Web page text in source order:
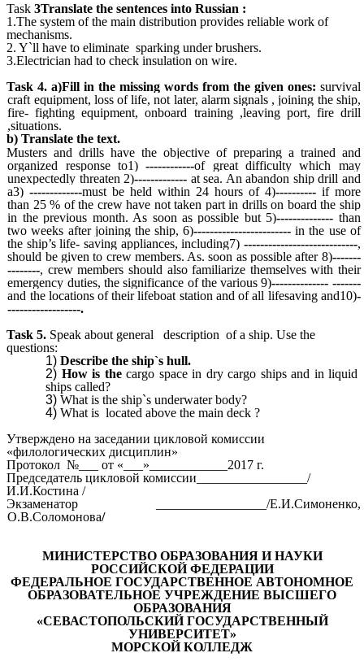
Task 3Translate the sentences into Russian :
1.The system of the main distribution provides reliable work of
mechanisms.
2. Y`ll have to eliminate sparking under brushers.
3.Electrician had to check insulation on wire.
Task 4.a)Fill in the missing words from the given ones: survival
craft equipment, loss of life, not later, alarm signals , joining the ship,
fire- fighting equipment, onboard training ,leaving port, fire drill
,situations.
b) Translate the text.
Musters and drills have the objective of preparing a trained and
organized response to1)------------of great difficulty which may
unexpectedly threaten 2)------------- at sea. An abandon ship drill and
a3)-------------must be held within 24 hours of 4)----------if more
than 25 % of the crew have not taken part in drills on board the ship
in the previous month. As soon as possible but 5)-------------- than
two weeks after joining the ship, 6)------------------------ in the use of
the ship’s life- saving appliances, including7) ----------------------------,
should be given to crew members. As. soon as possible after 8)-------
--------, crew members should also familiarize themselves with their
emergency duties, the significance of the various 9)-------------- -------
and the locations of their lifeboat station and of all lifesaving and10)-
------------------.
Task 5. Speak about general description of a ship. Use the
questions:
Describe the ship`s hull.
How is the cargo space in dry cargo ships and in liquid
ships called?
What is the ship`s underwater body?
What is located above the main deck ?
Утверждено на заседании цикловой комиссии
«филологических дисциплин»
Протокол №___ от «___»____________2017 г.
Председатель цикловой комиссии_________________/
И.И.Костина /
Экзаменатор _________________/Е.И.Симоненко,
О.В.Соломонова/
МИНИСТЕРСТВО ОБРАЗОВАНИЯ И НАУКИ
РОССИЙСКОЙ ФЕДЕРАЦИИ
ФЕДЕРАЛЬНОЕ ГОСУДАРСТВЕННОЕ АВТОНОМНОЕ
ОБРАЗОВАТЕЛЬНОЕ УЧРЕЖДЕНИЕ ВЫСШЕГО
ОБРАЗОВАНИЯ
«СЕВАСТОПОЛЬСКИЙ ГОСУДАРСТВЕННЫЙ
УНИВЕРСИТЕТ»
МОРСКОЙ КОЛЛЕДЖ